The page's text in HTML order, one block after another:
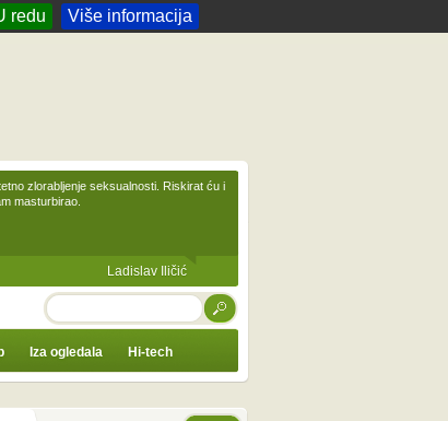
redu Više informacija
zlorabljenje seksualnosti. Riskirat ću i
masturbirao.
Ladislav Iličić
TRAŽI
Iza ogledala Hi-tech